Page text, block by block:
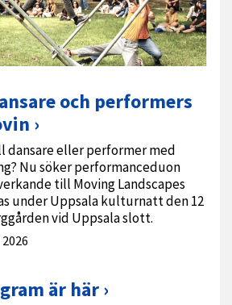
och performers
dansare eller performer med
Nu söker performanceduon
till Moving Landscapes
under Uppsala kulturnatt den 12
vid Uppsala slott.
är här